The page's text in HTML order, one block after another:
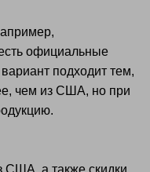
официальные
подходит тем,
чем из США, но при
США, а также скидки